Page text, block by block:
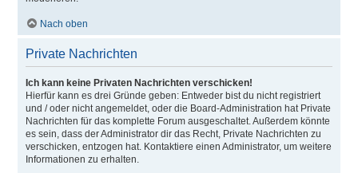
Nach oben
Private Nachrichten
Ich kann keine Privaten Nachrichten verschicken!
Hierfür kann es drei Gründe geben: Entweder bist du nicht registriert
und / oder nicht angemeldet, oder die Board-Administration hat Private
Nachrichten für das komplette Forum ausgeschaltet. Außerdem könnte
es sein, dass der Administrator dir das Recht, Private Nachrichten zu
verschicken, entzogen hat. Kontaktiere einen Administrator, um weitere
Informationen zu erhalten.